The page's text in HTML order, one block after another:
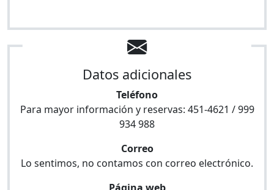
Datos adicionales
Teléfono
Para mayor información y reservas: 451-4621 / 999
934 988
Correo
Lo sentimos, no contamos con correo electrónico.